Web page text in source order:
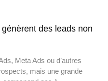
des leads non
Meta Ads ou d’autres
mais une grande